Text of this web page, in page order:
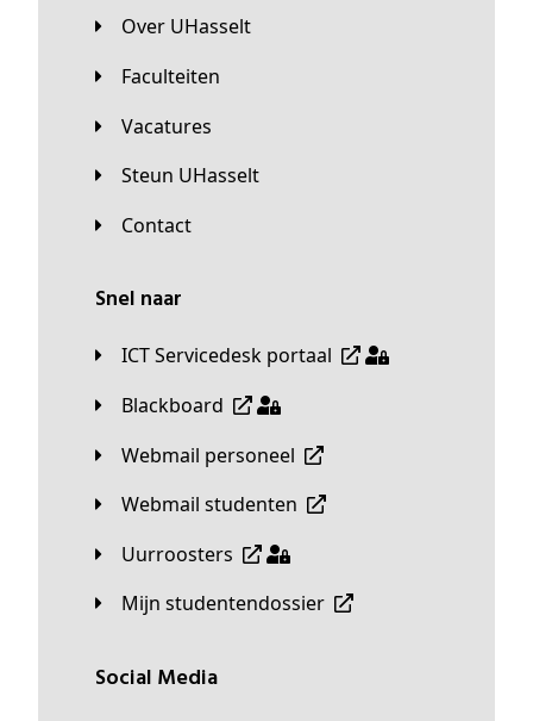
Over UHasselt
Faculteiten
Vacatures
Steun UHasselt
Contact
Snel naar
ICT Servicedesk portaal
Blackboard
Webmail personeel
Webmail studenten
Uurroosters
Mijn studentendossier
Social Media